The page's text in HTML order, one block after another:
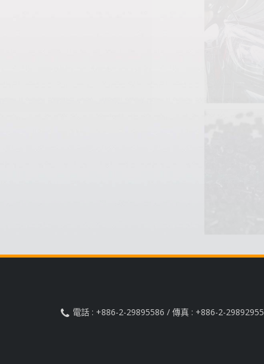
電話 : +886-2-29895586 / 傳真 : +886-2-29892955